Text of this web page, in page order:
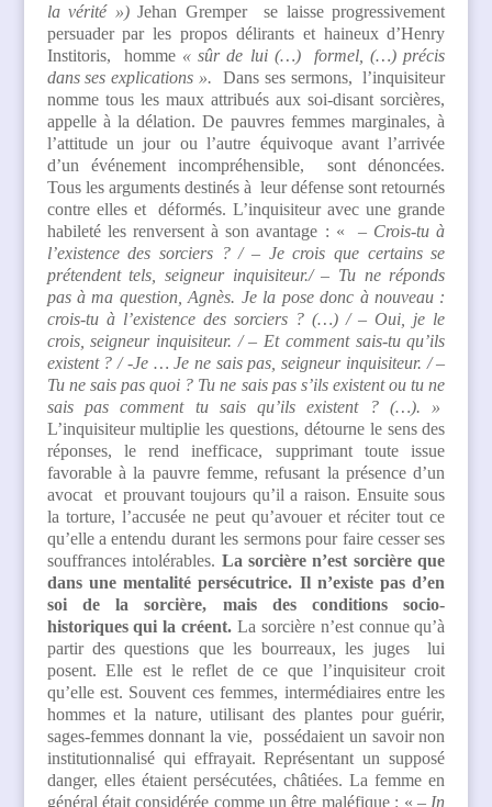
la vérité »)Jehan Gremper se laisse progressivement
persuader par les propos délirants et haineux d’Henry
Institoris,
homme« sûr de lui (…) formel, (…) précis
dans ses explications ».
Dans ses sermons, l’inquisiteur
nomme tous les maux attribués aux soi-disant sorcières,
appelle à la délation. De pauvres femmes marginales, à
l’attitude un jour ou l’autre équivoque avant l’arrivée
d’un événement incompréhensible, sont dénoncées.
Tous les arguments destinés à leur défense sont retournés
contre elles et déformés. L’inquisiteur avec une grande
habileté les renversent à son avantage : «
– Crois-tu à
l’existence des sorciers ? / – Je crois que certains se
prétendent tels, seigneur inquisiteur./ – Tu ne réponds
pas à ma question, Agnès. Je la pose donc à nouveau :
crois-tu à l’existence des sorciers ? (…) / – Oui, je le
crois, seigneur inquisiteur. / – Et comment sais-tu qu’ils
existent ? / -Je … Je ne sais pas, seigneur inquisiteur. / –
Tu ne sais pas quoi ? Tu ne sais pas s’ils existent ou tu ne
sais pas comment tu sais qu’ils existent ? (…). »
L’inquisiteur multiplie les questions, détourne le sens des
réponses, le rend inefficace, supprimant toute issue
favorable à la pauvre femme, refusant la présence d’un
avocat et prouvant toujours qu’il a raison. Ensuite sous
la torture, l’accusée ne peut qu’avouer et réciter tout ce
qu’elle a entendu durant les sermons pour faire cesser ses
souffrances intolérables. La sorcière n’est sorcière que
dans une mentalité persécutrice. Il n’existe pas d’en
soi de la sorcière, mais des conditions socio-
historiques qui la créent. La sorcière n’est connue qu’à
partir des questions que les bourreaux, les juges lui
posent. Elle est le reflet de ce que l’inquisiteur croit
qu’elle est. Souvent ces femmes, intermédiaires entre les
hommes et la nature, utilisant des plantes pour guérir,
sages-femmes donnant la vie, possédaient un savoir non
institutionnalisé qui effrayait. Représentant un supposé
danger, elles étaient persécutées, châtiées. La femme en
général était considérée comme un être maléfique : «– In